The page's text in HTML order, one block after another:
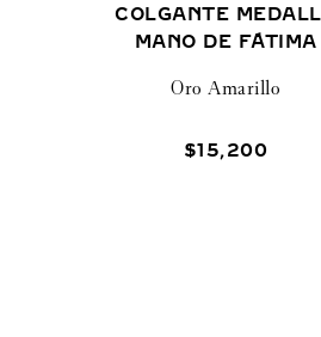
COLGANTE
MANO DE FÁTIMA
Oro Amarillo
$15,200